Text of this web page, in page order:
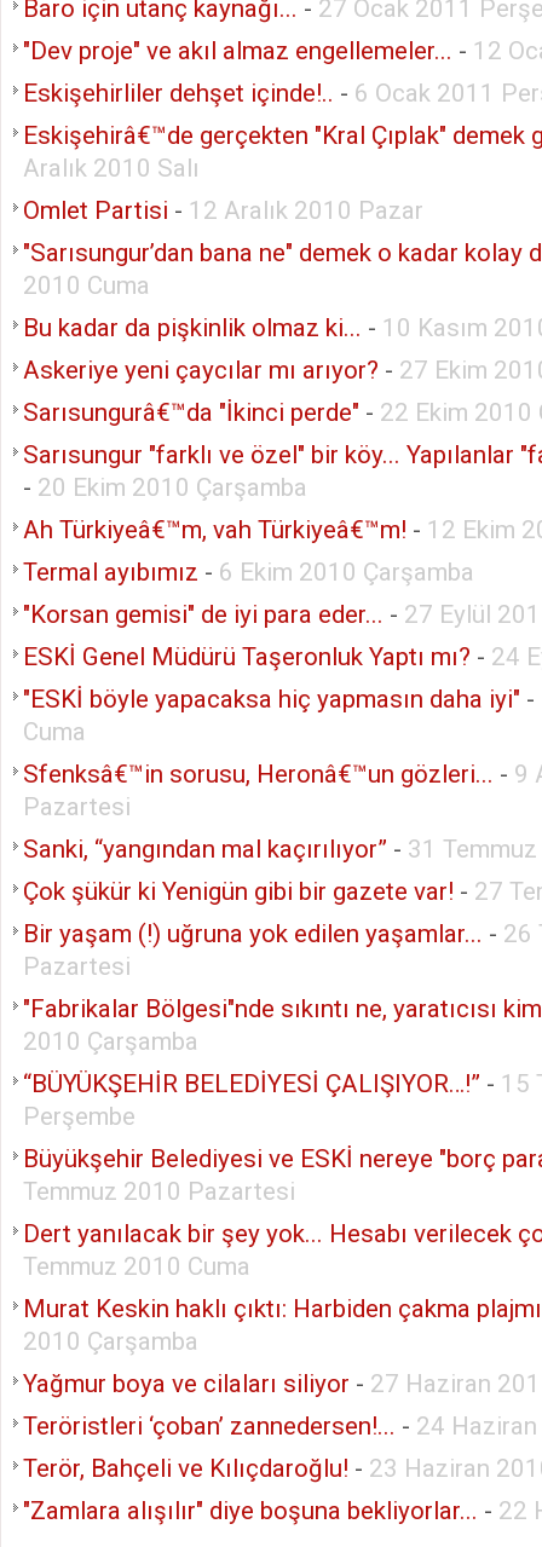
Baro için utanç kaynağı... - 27 Ocak 2011
"Dev proje" ve akıl almaz engellemeler... - 12
Eskişehirliler dehşet içinde!.. - 6 Ocak 2011
Eskişehirâ€™de gerçekten "Kral Çıplak" demek
Aralık 2010 Salı
Omlet Partisi - 12 Aralık 2010 Pazar
"Sarısungur’dan bana ne" demek o kadar kolay
2010 Cuma
Bu kadar da pişkinlik olmaz ki... - 10 Kasım
Askeriye yeni çaycılar mı arıyor? - 27 Ekim
Sarısungurâ€™da "İkinci perde" - 22 Ekim 2010
Sarısungur "farklı ve özel" bir köy... Yapılanlar
- 20 Ekim 2010 Çarşamba
Ah Türkiyeâ€™m, vah Türkiyeâ€™m! - 12 Ekim
Termal ayıbımız - 6 Ekim 2010 Çarşamba
"Korsan gemisi" de iyi para eder... - 27 Eylül
ESKİ Genel Müdürü Taşeronluk Yaptı mı? - 24
"ESKİ böyle yapacaksa hiç yapmasın daha iyi" -
Cuma
Sfenksâ€™in sorusu, Heronâ€™un gözleri... - 9
Pazartesi
Sanki, “yangından mal kaçırılıyor” - 31
Çok şükür ki Yenigün gibi bir gazete var! - 27
Bir yaşam (!) uğruna yok edilen yaşamlar... - 26
Pazartesi
"Fabrikalar Bölgesi"nde sıkıntı ne, yaratıcısı
2010 Çarşamba
“BÜYÜKŞEHİR BELEDİYESİ ÇALIŞIYOR…!” - 15
Perşembe
Büyükşehir Belediyesi ve ESKİ nereye "borç
Temmuz 2010 Pazartesi
Dert yanılacak bir şey yok... Hesabı verilecek
Temmuz 2010 Cuma
Murat Keskin haklı çıktı: Harbiden çakma
2010 Çarşamba
Yağmur boya ve cilaları siliyor - 27 Haziran
Teröristleri ‘çoban’ zannedersen!... - 24
Terör, Bahçeli ve Kılıçdaroğlu! - 23 Haziran
"Zamlara alışılır" diye boşuna bekliyorlar... - 22